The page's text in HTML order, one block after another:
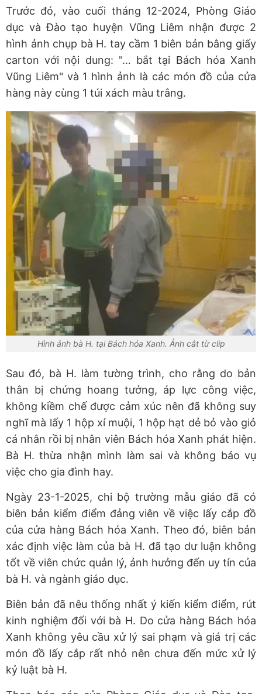
Trước đó, vào cuối tháng 12-2024, Phòng Giáo
dục và Đào tạo huyện Vũng Liêm nhận được 2
hình ảnh chụp bà H. tay cầm 1 biên bản bằng giấy
carton với nội dung: "… bắt tại Bách hóa Xanh
Vũng Liêm" và 1 hình ảnh là các món đồ của cửa
hàng này cùng 1 túi xách màu trắng.
Hình ảnh bà H. tại Bách hóa Xanh. Ảnh cắt từ clip
Sau đó, bà H. làm tường trình, cho rằng do bản
thân bị chứng hoang tưởng, áp lực công việc,
không kiềm chế được cảm xúc nên đã không suy
nghĩ mà lấy 1 hộp xí muội, 1 hộp hạt dẻ bỏ vào giỏ
cá nhân rồi bị nhân viên Bách hóa Xanh phát hiện.
Bà H. thừa nhận mình làm sai và không báo vụ
việc cho gia đình hay.
Ngày 23-1-2025, chi bộ trường mẫu giáo đã có
biên bản kiểm điểm đảng viên về việc lấy cắp đồ
của cửa hàng Bách hóa Xanh. Theo đó, biên bản
xác định việc làm của bà H. đã tạo dư luận không
tốt về viên chức quản lý, ảnh hưởng đến uy tín của
bà H. và ngành giáo dục.
Biên bản đã nêu thống nhất ý kiến kiểm điểm, rút
kinh nghiệm đối với bà H. Do cửa hàng Bách hóa
Xanh không yêu cầu xử lý sai phạm và giá trị các
món đồ lấy cắp rất nhỏ nên chưa đến mức xử lý
kỷ luật bà H.